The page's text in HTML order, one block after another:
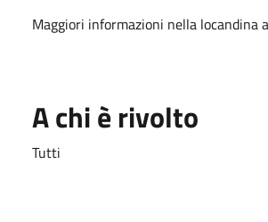
Maggiori informazioni nella locandina
A chi è rivolto
Tutti